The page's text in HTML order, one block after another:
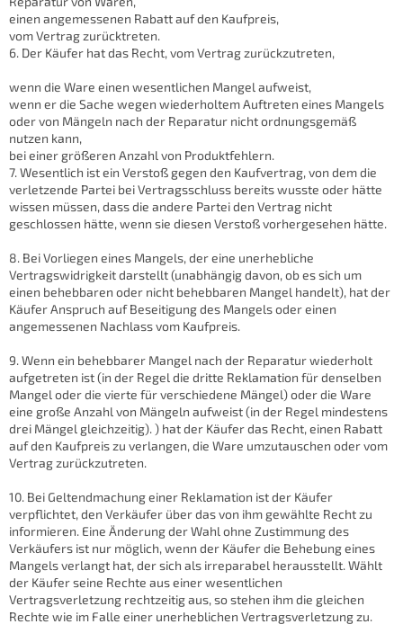
einen angemessenen Rabatt auf den Kaufpreis,
vom Vertrag zurücktreten.
6. Der Käufer hat das Recht, vom Vertrag zurückzutreten,
wenn die Ware einen wesentlichen Mangel aufweist,
wenn er die Sache wegen wiederholtem Auftreten eines Mangels
oder von Mängeln nach der Reparatur nicht ordnungsgemäß
nutzen kann,
bei einer größeren Anzahl von Produktfehlern.
7. Wesentlich ist ein Verstoß gegen den Kaufvertrag, von dem die
verletzende Partei bei Vertragsschluss bereits wusste oder hätte
wissen müssen, dass die andere Partei den Vertrag nicht
geschlossen hätte, wenn sie diesen Verstoß vorhergesehen hätte.
8. Bei Vorliegen eines Mangels, der eine unerhebliche
Vertragswidrigkeit darstellt (unabhängig davon, ob es sich um
einen behebbaren oder nicht behebbaren Mangel handelt), hat der
Käufer Anspruch auf Beseitigung des Mangels oder einen
angemessenen Nachlass vom Kaufpreis.
9. Wenn ein behebbarer Mangel nach der Reparatur wiederholt
aufgetreten ist (in der Regel die dritte Reklamation für denselben
Mangel oder die vierte für verschiedene Mängel) oder die Ware
eine große Anzahl von Mängeln aufweist (in der Regel mindestens
drei Mängel gleichzeitig). ) hat der Käufer das Recht, einen Rabatt
auf den Kaufpreis zu verlangen, die Ware umzutauschen oder vom
Vertrag zurückzutreten.
10. Bei Geltendmachung einer Reklamation ist der Käufer
verpflichtet, den Verkäufer über das von ihm gewählte Recht zu
informieren. Eine Änderung der Wahl ohne Zustimmung des
Verkäufers ist nur möglich, wenn der Käufer die Behebung eines
Mangels verlangt hat, der sich als irreparabel herausstellt. Wählt
der Käufer seine Rechte aus einer wesentlichen
Vertragsverletzung rechtzeitig aus, so stehen ihm die gleichen
Rechte wie im Falle einer unerheblichen Vertragsverletzung zu.